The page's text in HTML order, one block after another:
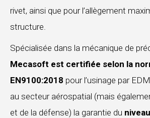
rivet, ainsi que pour l’allègement
structure.
Spécialisée dans la mécanique de
Mecasoft est certifiée selon la
EN9100:2018 pour l’usinage par
au secteur aérospatial (mais
et de la défense) la garantie du